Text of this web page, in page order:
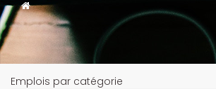
Emplois par catégorie